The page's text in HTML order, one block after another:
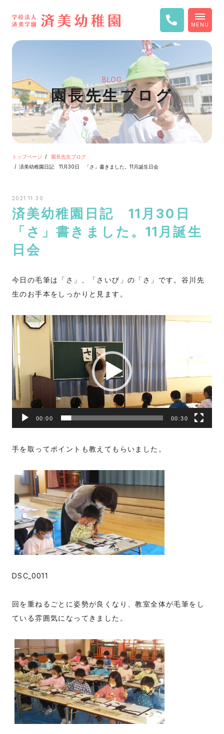
MENU
BLOG
園長先生ブログ
トップページ
園長先生ブログ
済美幼稚園日記 11月30日 「さ」書きました。11月誕生日会
2021.11.30
済美幼稚園日記 11月30日
「さ」書きました。11月誕生
日会
今日の毛筆は「さ」、「さいび」の「さ」です。谷川先
生のお手本をしっかりと見ます。
動
画
プ
レ
ー
ヤ
00:00 00:30
手を取ってポイントも教えてもらいました。
DSC_0011
回を重ねるごとに姿勢が良くなり、教室全体が毛筆をし
ている雰囲気になってきました。